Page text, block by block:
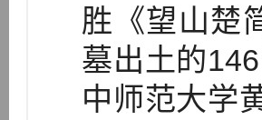
胜《望山楚
墓出土的
中师范大学